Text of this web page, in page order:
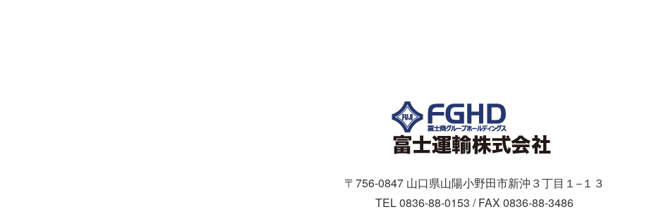
〒756-0847 山口県山陽小野田市新沖３丁目１−１３
TEL 0836-88-0153 / FAX 0836-88-3486